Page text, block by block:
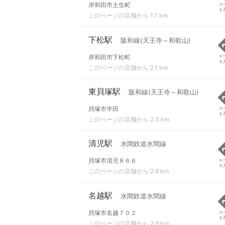
岸和田市土生町
このページの店舗から 1.7 km
ル
を
下松駅 阪和線(天王寺～和歌山)
岸和田市下松町
このページの店舗から 2.1 km
ル
を
東貝塚駅 阪和線(天王寺～和歌山)
貝塚市半田
このページの店舗から 2.3 km
ル
を
清児駅 水間鉄道水間線
貝塚市清児８６６
このページの店舗から 2.9 km
ル
を
名越駅 水間鉄道水間線
貝塚市名越７０２
このページの店舗から 2.9 km
ル
を